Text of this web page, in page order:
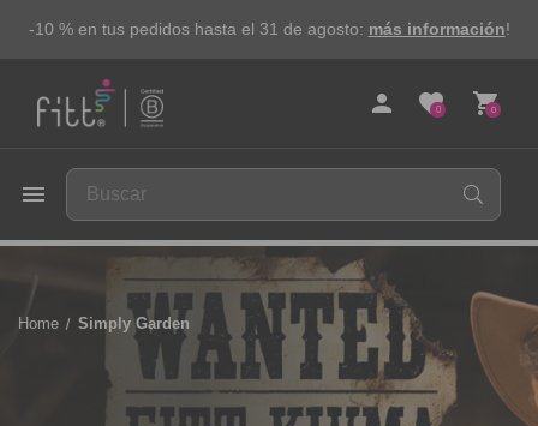
-10 % en tus pedidos hasta el 31 de agosto: más información!
person 0
favorite 0
shopping_cart
menu
Home Simply Garden